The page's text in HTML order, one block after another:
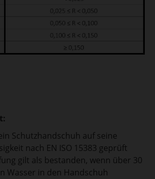
Schutzhandschuh auf seine
nach EN ISO 15383 geprüft
gilt als bestanden, wenn über 30
Wasser in den Handschuh